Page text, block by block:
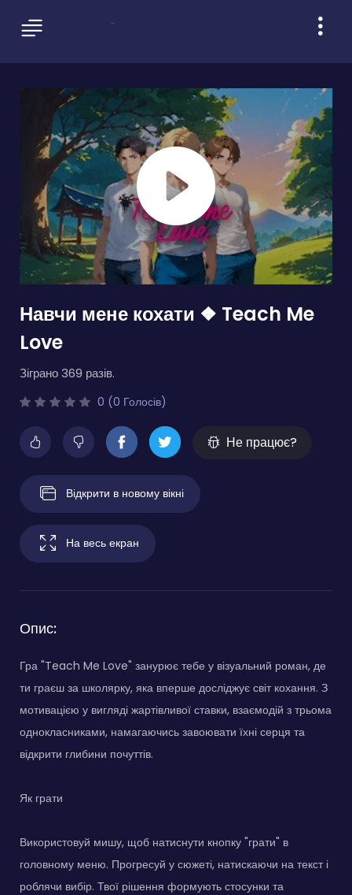
Навчи мене кохати ❖ Teach Me
Love
Зіграно 369 разів.
0 (0 Голосів)
Не працює?
Відкрити в новому вікні
На весь екран
Опис:
Гра "Teach Me Love" занурює тебе у візуальний роман, де
ти граєш за школярку, яка вперше досліджує світ кохання. З
мотивацією у вигляді жартівливої ставки, взаємодій з трьома
однокласниками, намагаючись завоювати їхні серця та
відкрити глибини почуттів.
Як грати
Використовуй мишу, щоб натиснути кнопку "грати" в
головному меню. Прогресуй у сюжеті, натискаючи на текст і
роблячи вибір. Твої рішення формують стосунки та